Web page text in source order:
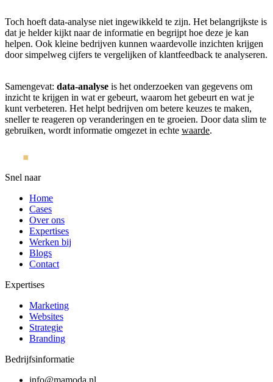
Toch hoeft data-analyse niet ingewikkeld te zijn. Het belangrijkste is
dat je helder kijkt naar de informatie en begrijpt hoe deze je kan
helpen. Ook kleine bedrijven kunnen waardevolle inzichten krijgen
door simpelweg cijfers te vergelijken of klantfeedback te analyseren.
Samengevat: data-analyse is het onderzoeken van gegevens om
inzicht te krijgen in wat er gebeurt, waarom het gebeurt en wat je
kunt verbeteren. Het helpt bedrijven om betere keuzes te maken,
sneller te reageren op veranderingen en te groeien. Door data slim te
gebruiken, wordt informatie omgezet in echte waarde.
Snel naar
Home
Cases
Over ons
Expertises
Werken bij
Blogs
Contact
Expertises
Marketing
Websites
Strategie
Branding
Bedrijfsinformatie
info@mamoda.nl